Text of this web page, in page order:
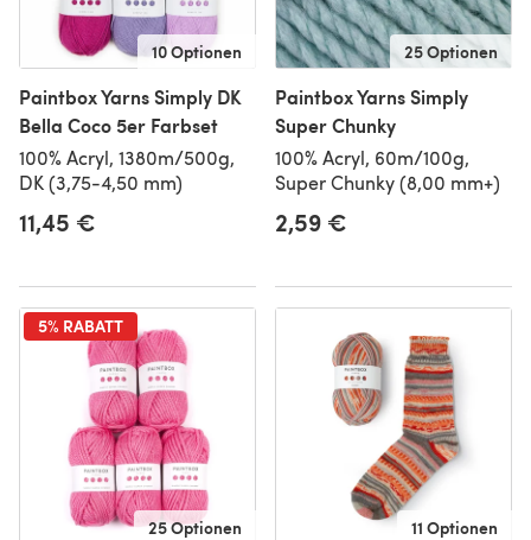
10 Optionen
Paintbox Yarns Simply DK
Bella Coco 5er Farbset
100% Acryl, 1380m/500g,
DK (3,75-4,50 mm)
11,45 €
25 Optionen
Paintbox Yarns Simply
Super Chunky
100% Acryl, 60m/100g,
Super Chunky (8,00 mm+)
2,59 €
5% RABATT
25 Optionen 11 Optionen